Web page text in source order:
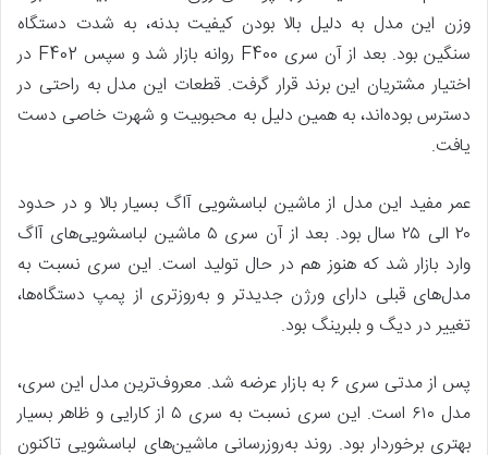
وزن این مدل به دلیل بالا بودن کیفیت بدنه، به شدت دستگاه
سنگین بود. بعد از آن سری F400 روانه بازار شد و سپس F402 در
اختیار مشتریان این برند قرار گرفت. قطعات این مدل به راحتی در
دسترس بوده‌اند، به همین دلیل به محبوبیت و شهرت خاصی دست
یافت.
عمر مفید این مدل از ماشین لباسشویی آاگ بسیار بالا و در حدود
۲۰ الی ۲۵ سال بود. بعد از آن سری ۵ ماشین لباسشویی‌های آاگ
وارد بازار شد که هنوز هم در حال تولید است. این سری نسبت به
مدل‌های قبلی دارای ورژن جدید‌تر و به‌روز‌تری از پمپ دستگاه‌ها،
تغییر در دیگ و بلبرینگ بود.
پس از مدتی سری ۶ به بازار عرضه شد. معروف‌ترین مدل این سری،
مدل ۶۱۰ است. این سری نسبت به سری ۵ از کارایی و ظاهر بسیار
بهتری برخوردار بود. روند به‌روزرسانی ماشین‌های لباسشویی تاکنون